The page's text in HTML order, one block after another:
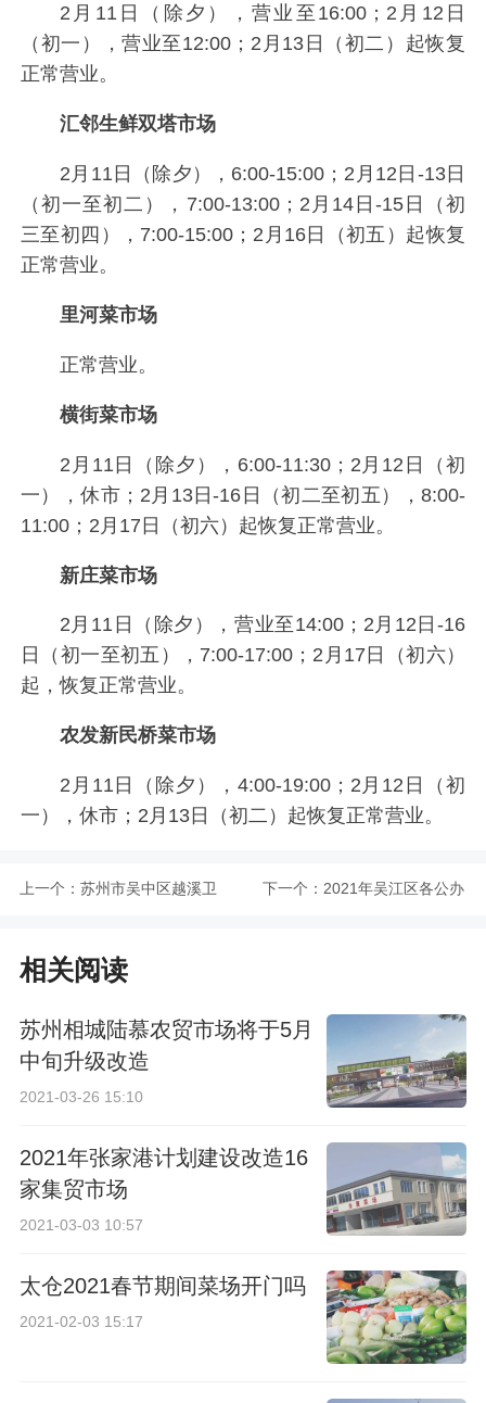
2月11日（除夕），营业至16:00；2月12日
（初一），营业至12:00；2月13日（初二）起恢复
正常营业。
汇邻生鲜双塔市场
2月11日（除夕），6:00-15:00；2月12日-13日
（初一至初二），7:00-13:00；2月14日-15日（初
三至初四），7:00-15:00；2月16日（初五）起恢复
正常营业。
里河菜市场
正常营业。
横街菜市场
2月11日（除夕），6:00-11:30；2月12日（初
一），休市；2月13日-16日（初二至初五），8:00-
11:00；2月17日（初六）起恢复正常营业。
新庄菜市场
2月11日（除夕），营业至14:00；2月12日-16
日（初一至初五），7:00-17:00；2月17日（初六）
起，恢复正常营业。
农发新民桥菜市场
2月11日（除夕），4:00-19:00；2月12日（初
一），休市；2月13日（初二）起恢复正常营业。
上一个： 苏州市吴中区越溪卫 下一个： 2021年吴江区各公办
相关阅读
苏州相城陆慕农贸市场将于5月
中旬升级改造
2021-03-26 15:10
2021年张家港计划建设改造16
家集贸市场
2021-03-03 10:57
太仓2021春节期间菜场开门吗
2021-02-03 15:17